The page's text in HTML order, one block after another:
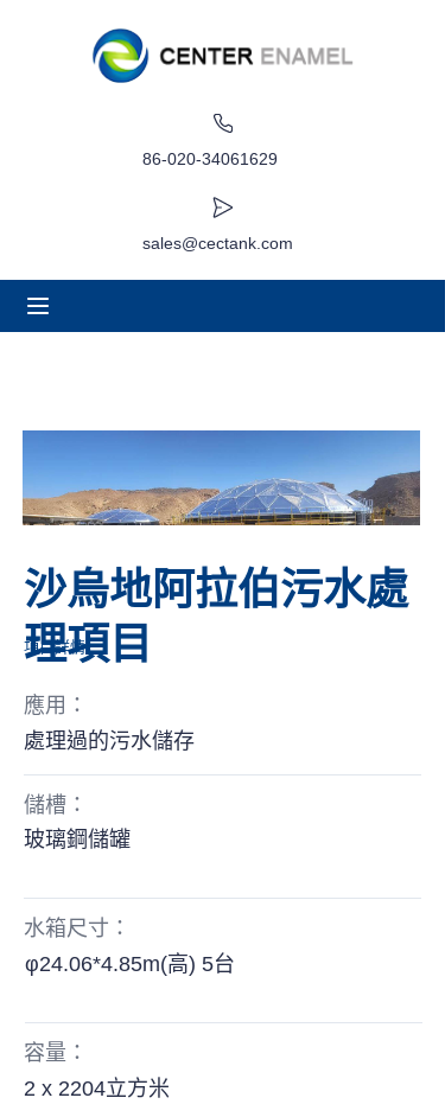
86-020-34061629
sales@cectank.com
沙烏地阿拉伯污水處
理項目
項目詳情
應用：
處理過的污水儲存
儲槽：
玻璃鋼儲罐
水箱尺寸：
φ24.06*4.85m(高) 5台
容量：
2 x 2204立方米
應用
接觸